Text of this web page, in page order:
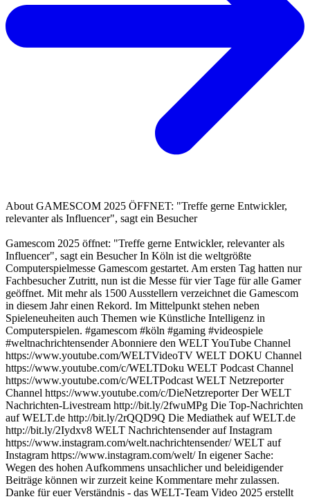
About GAMESCOM 2025 ÖFFNET: "Treffe gerne Entwickler,
relevanter als Influencer", sagt ein Besucher
Gamescom 2025 öffnet: "Treffe gerne Entwickler, relevanter als
Influencer", sagt ein Besucher In Köln ist die weltgrößte
Computerspielmesse Gamescom gestartet. Am ersten Tag hatten nur
Fachbesucher Zutritt, nun ist die Messe für vier Tage für alle Gamer
geöffnet. Mit mehr als 1500 Ausstellern verzeichnet die Gamescom
in diesem Jahr einen Rekord. Im Mittelpunkt stehen neben
Spieleneuheiten auch Themen wie Künstliche Intelligenz in
Computerspielen. #gamescom #köln #gaming #videospiele
#weltnachrichtensender Abonniere den WELT YouTube Channel
https://www.youtube.com/WELTVideoTV WELT DOKU Channel
https://www.youtube.com/c/WELTDoku WELT Podcast Channel
https://www.youtube.com/c/WELTPodcast WELT Netzreporter
Channel https://www.youtube.com/c/DieNetzreporter Der WELT
Nachrichten-Livestream http://bit.ly/2fwuMPg Die Top-Nachrichten
auf WELT.de http://bit.ly/2rQQD9Q Die Mediathek auf WELT.de
http://bit.ly/2Iydxv8 WELT Nachrichtensender auf Instagram
https://www.instagram.com/welt.nachrichtensender/ WELT auf
Instagram https://www.instagram.com/welt/ In eigener Sache:
Wegen des hohen Aufkommens unsachlicher und beleidigender
Beiträge können wir zurzeit keine Kommentare mehr zulassen.
Danke für euer Verständnis - das WELT-Team Video 2025 erstellt